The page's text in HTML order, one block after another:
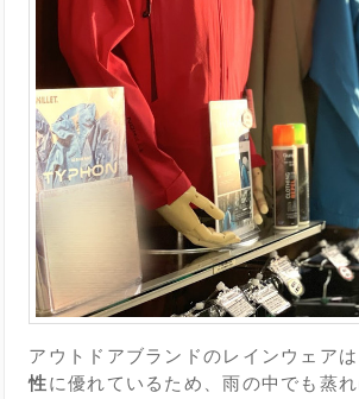
アウトドアブランドのレインウェアは
性に優れているため、雨の中でも蒸